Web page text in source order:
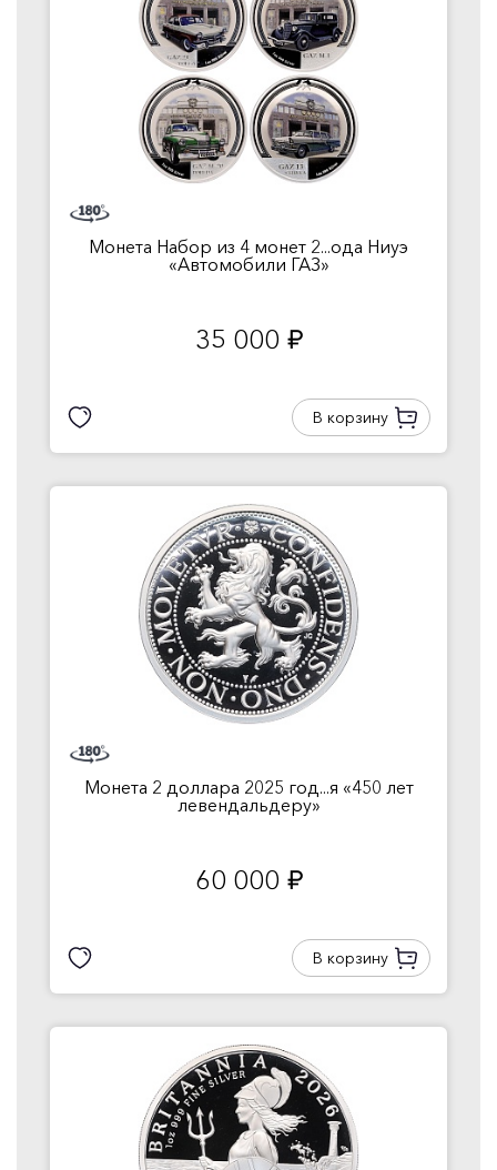
Монета Набор из 4 монет 2...ода Ниуэ
«Автомобили ГАЗ»
35 000 руб.
В корзину
Монета 2 доллара 2025 год...я «450 лет
левендальдеру»
60 000 руб.
В корзину